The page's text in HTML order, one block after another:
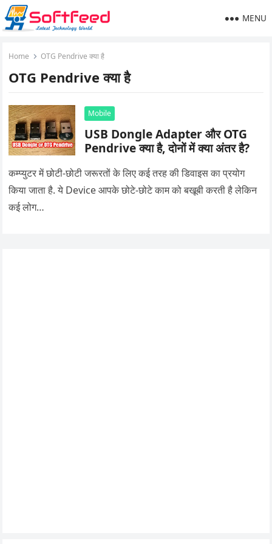
MENU
Home OTG Pendrive क्या है
OTG Pendrive क्या है
Mobile
USB Dongle Adapter और OTG
Pendrive क्या है, दोनों में क्या अंतर है?
कम्प्युटर में छोटी-छोटी जरूरतों के लिए कई तरह की डिवाइस का प्रयोग
किया जाता है. ये Device आपके छोटे-छोटे काम को बखूबी करती है लेकिन
कई लोग…